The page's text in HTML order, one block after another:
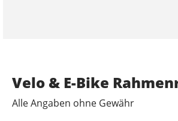
Velo & E-Bike
Alle Angaben ohne Gewähr